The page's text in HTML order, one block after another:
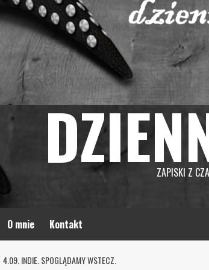
ZAPISKI Z
O mnie Kontakt
4.09. INDIE. SPOGLĄDAMY WSTECZ.